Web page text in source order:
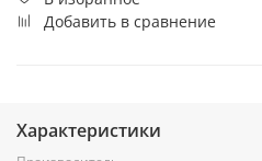
Добавить в сравнение
Характеристики